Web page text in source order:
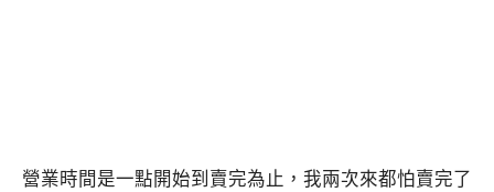
營業時間是一點開始到賣完為止，我兩次來都怕賣完了